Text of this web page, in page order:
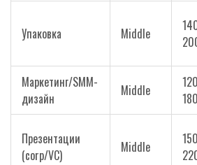
Упаковка Middle
Маркетинг/SMM-
дизайн
Middle
Презентации
(corp/VC)
Middle